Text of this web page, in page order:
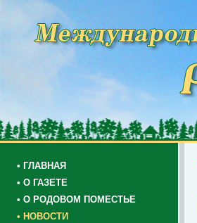
• ГЛАВНАЯ
• О ГАЗЕТЕ
• О РОДОВОМ ПОМЕСТЬЕ
• НОВОСТИ